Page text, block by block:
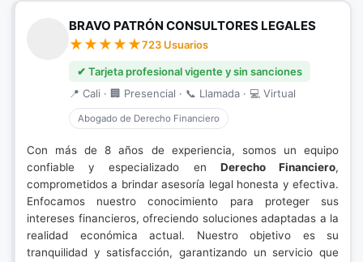
BRAVO PATRÓN CONSULTORES LEGALES
723 Usuarios
✔ Tarjeta profesional vigente y sin sanciones
📍 Cali · 🏢 Presencial · 📞 Llamada · 💻 Virtual
Abogado de Derecho Financiero
Con más de 8 años de experiencia, somos un equipo
confiable y especializado en Derecho Financiero,
comprometidos a brindar asesoría legal honesta y efectiva.
Enfocamos nuestro conocimiento para proteger sus
intereses financieros, ofreciendo soluciones adaptadas a la
realidad económica actual. Nuestro objetivo es su
tranquilidad y satisfacción, garantizando un servicio que